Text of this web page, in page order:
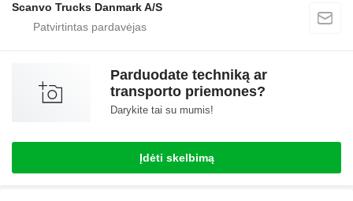
Scanvo Trucks Danmark A/S
Parduodate techniką ar
transporto priemones?
Darykite tai su mumis!
Įdėti skelbimą